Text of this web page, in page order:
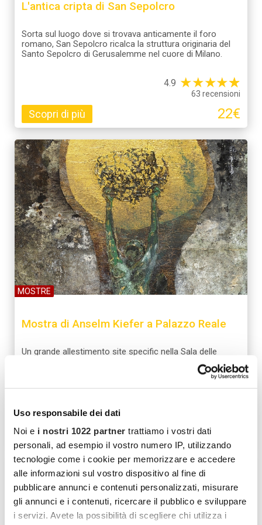
Uso responsabile dei dati
Noi e i nostri 1022 partner trattiamo i vostri dati
personali, ad esempio il vostro numero IP, utilizzando
tecnologie come i cookie per memorizzare e accedere
alle informazioni sul vostro dispositivo al fine di
pubblicare annunci e contenuti personalizzati, misurare
gli annunci e i contenuti, ricercare il pubblico e sviluppare
i servizi. Avete la possibilità di scegliere chi utilizza i
L'antica cripta di San Sepolcro
Sorta sul luogo dove si trovava anticamente il foro
romano, San Sepolcro ricalca la struttura originaria del
Santo Sepolcro di Gerusalemme nel cuore di Milano.
4.9 ★★★★☆
★
63 recensioni
Scopri di più 22€
MOSTRE
Mostra di Anselm Kiefer a Palazzo Reale
Un grande allestimento site specific nella Sala delle
Cariatidi a Palazzo Reale omaggia uno dei più importanti
Scopri di più